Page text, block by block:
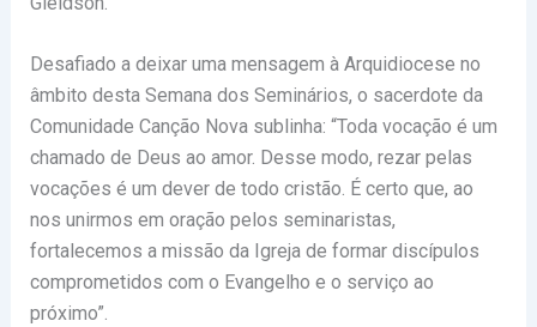
Desafiado a deixar uma mensagem à Arquidiocese no
âmbito desta Semana dos Seminários, o sacerdote da
Comunidade Canção Nova sublinha: “Toda vocação é um
chamado de Deus ao amor. Desse modo, rezar pelas
vocações é um dever de todo cristão. É certo que, ao
nos unirmos em oração pelos seminaristas,
fortalecemos a missão da Igreja de formar discípulos
comprometidos com o Evangelho e o serviço ao
próximo”.